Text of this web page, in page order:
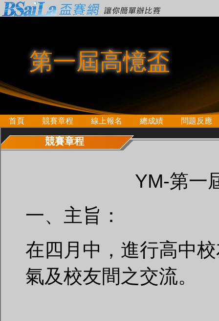
第一屆高憶盃
首頁 競賽章程 線上報名 總成績 問題反應
競賽章程
YM-第一
一、主旨：
在四月中，進行高中
氣及校友間之交流。